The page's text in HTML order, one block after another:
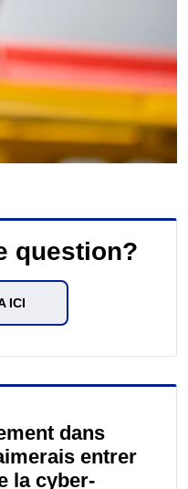
question?
ICI
dans
entrer
la cyber-